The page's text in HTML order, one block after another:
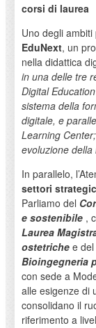
corsi di laurea
Uno degli
EduNext, un
nella didattica
in una delle tre
Digital
sistema della
digitale, e
Learning
evoluzione
In parallelo,
settori
Parliamo del
e sostenibile ,
Laurea
ostetriche e del
Bioingegneria
con sede a
alle esigenze di
consolidano il
riferimento a